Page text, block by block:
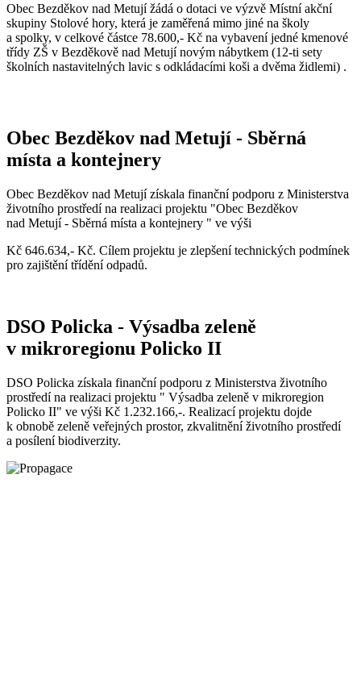
Obec Bezděkov nad Metují žádá o dotaci ve výzvě Místní akční
skupiny Stolové hory, která je zaměřená mimo jiné na školy
a spolky, v celkové částce 78.600,- Kč na vybavení jedné kmenové
třídy ZŠ v Bezděkově nad Metují novým nábytkem (12-ti sety
školních nastavitelných lavic s odkládacími koši a dvěma židlemi) .
Obec Bezděkov nad Metují - Sběrná
místa a kontejnery
Obec Bezděkov nad Metují získala finanční podporu z Ministerstva
životního prostředí na realizaci projektu "Obec Bezděkov
nad Metují - Sběrná místa a kontejnery " ve výši
Kč 646.634,- Kč. Cílem projektu je zlepšení technických podmínek
pro zajištění třídění odpadů.
DSO Policka - Výsadba zeleně
v mikroregionu Policko II
DSO Policka získala finanční podporu z Ministerstva životního
prostředí na realizaci projektu " Výsadba zeleně v mikroregion
Policko II" ve výši Kč 1.232.166,-. Realizací projektu dojde
k obnobě zeleně veřejných prostor, zkvalitnění životního prostředí
a posílení biodiverzity.